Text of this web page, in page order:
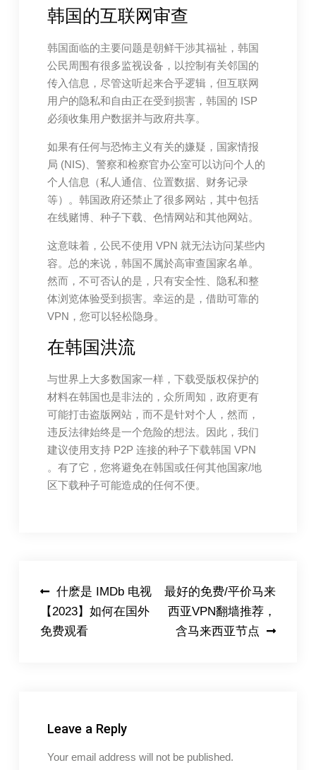
韩国的互联网审查
韩国面临的主要问题是朝鲜干涉其福祉，韩国
公民周围有很多监视设备，以控制有关邻国的
传入信息，尽管这听起来合乎逻辑，但互联网
用户的隐私和自由正在受到损害，韩国的 ISP
必须收集用户数据并与政府共享。
如果有任何与恐怖主义有关的嫌疑，国家情报
局 (NIS)、警察和检察官办公室可以访问个人的
个人信息（私人通信、位置数据、财务记录
等）。韩国政府还禁止了很多网站，其中包括
在线赌博、种子下载、色情网站和其他网站。
这意味着，公民不使用 VPN 就无法访问某些内
容。总的来说，韩国不属於高审查国家名单。
然而，不可否认的是，只有安全性、隐私和整
体浏览体验受到损害。幸运的是，借助可靠的
VPN，您可以轻松隐身。
在韩国洪流
与世界上大多数国家一样，下载受版权保护的
材料在韩国也是非法的，众所周知，政府更有
可能打击盗版网站，而不是针对个人，然而，
违反法律始终是一个危险的想法。因此，我们
建议使用支持 P2P 连接的种子下载韩国 VPN
。有了它，您将避免在韩国或任何其他国家/地
区下载种子可能造成的任何不便。
Post
navigation
什麽是 IMDb 电视
【2023】如何在国外
免费观看
最好的免费/平价马来
西亚VPN翻墙推荐，
含马来西亚节点
Leave a Reply
Your email address will not be published.